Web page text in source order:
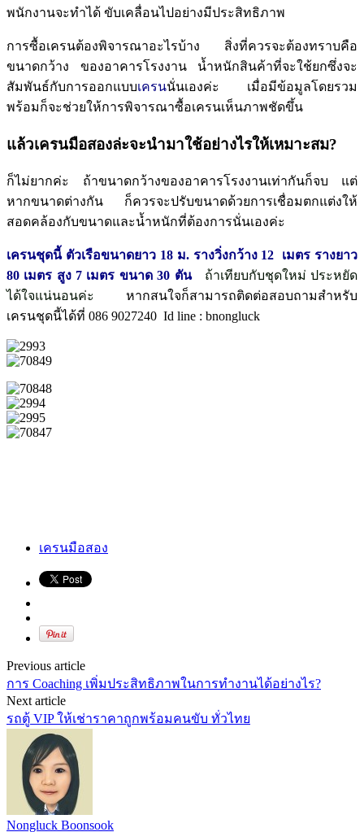
พนักงานจะทำได้ ขับเคลื่อนไปอย่างมีประสิทธิภาพ
การซื้อเครนต้องพิจารณาอะไรบ้าง สิ่งที่ควรจะต้องทราบคือ
ขนาดกว้าง ของอาคารโรงงาน น้ำหนักสินค้าที่จะใช้ยกซึ่งจะ
สัมพันธ์กับการออกแบบเครนนั่นเองค่ะ เมื่อมีข้อมูลโดยรวม
พร้อมก็จะช่วยให้การพิจารณาซื้อเครนเห็นภาพชัดขึ้น
แล้วเครนมือสองล่ะจะนำมาใช้อย่างไรให้เหมาะสม?
ก็ไม่ยากค่ะ ถ้าขนาดกว้างของอาคารโรงงานเท่ากันก็จบ แต่
หากขนาดต่างกัน ก็ควรจะปรับขนาดด้วยการเชื่อมตกแต่งให้
สอดคล้องกับขนาดและน้ำหนักที่ต้องการนั่นเองค่ะ
เครนชุดนี้ ตัวเรือขนาดยาว 18 ม. รางวิ่งกว้าง 12 เมตร รางยาว
80 เมตร สูง 7 เมตร ขนาด 30 ตัน
ถ้าเทียบกับชุดใหม่ ประหยัด
ได้ใจแน่นอนค่ะ
หากสนใจก็สามารถติดต่อสอบถามสำหรับ
เครนชุดนี้ได้ที่ 086 9027240 Id line : bnongluck
เครนมือสอง
Previous article
การ Coaching เพิ่มประสิทธิภาพในการทำงานได้อย่างไร?
Next article
รถตู้ VIP ให้เช่าราคาถูกพร้อมคนขับ ทั่วไทย
Nongluck Boonsook